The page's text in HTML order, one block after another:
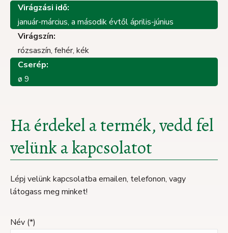
Virágzási idő:
január-március, a második évtől április-június
Virágszín:
rózsaszín, fehér, kék
Cserép:
ø 9
Ha érdekel a termék, vedd fel
velünk a kapcsolatot
Lépj velünk kapcsolatba emailen, telefonon, vagy
látogass meg minket!
Név (*)